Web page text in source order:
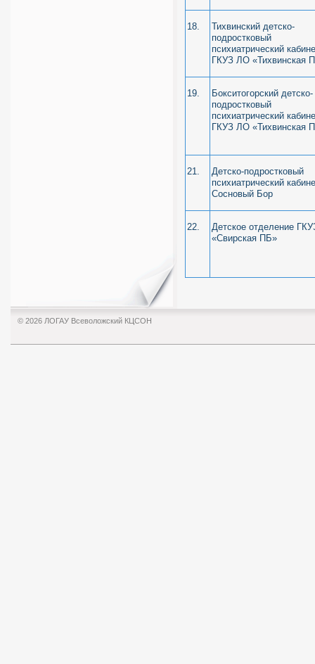
18.
Тихвинский детско-
подростковый
психиатрический
ГКУЗ ЛО «Тихвинская
19.
Бокситогорский детско-
подростковый
психиатрический
ГКУЗ ЛО «Тихвинская
21.
Детско-подростковый
психиатрический
Сосновый Бор
22.
Детское отделение
«Свирская ПБ»
© 2026 ЛОГАУ Всеволожский КЦСОН